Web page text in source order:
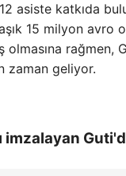
asiste katkıda
15 milyon avro
olmasına
zaman geliyor.
imzalayan